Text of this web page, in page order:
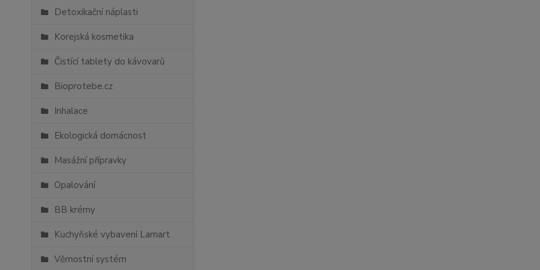
Detoxikační náplasti
Korejská kosmetika
Čistící tablety do kávovarů
Bioprotebe.cz
Inhalace
Ekologická domácnost
Masážní přípravky
Opalování
BB krémy
Kuchyňské vybavení Lamart
Věrnostní systém